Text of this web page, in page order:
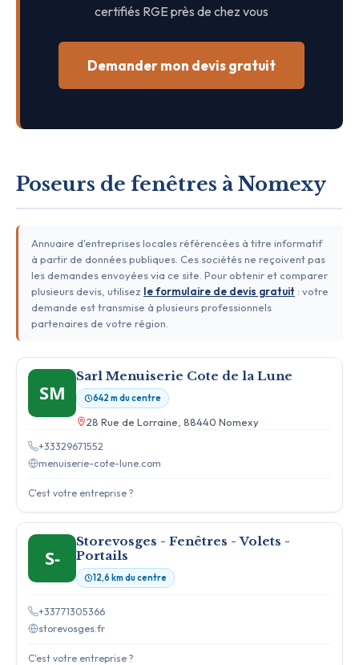
certifiés RGE près de chez vous
Demander mon devis gratuit
Poseurs de fenêtres à Nomexy
Annuaire d'entreprises locales référencées à titre informatif
à partir de données publiques. Ces sociétés ne reçoivent pas
les demandes envoyées via ce site. Pour obtenir et comparer
plusieurs devis, utilisez le formulaire de devis gratuit : votre
demande est transmise à plusieurs professionnels
partenaires de votre région.
SM
Sarl Menuiserie Cote de la Lune
642 m du centre
28 Rue de Lorraine, 88440 Nomexy
+33329671552
menuiserie-cote-lune.com
C'est votre entreprise ?
S-
Storevosges - Fenêtres - Volets -
Portails
12,6 km du centre
+33771305366
storevosges.fr
C'est votre entreprise ?